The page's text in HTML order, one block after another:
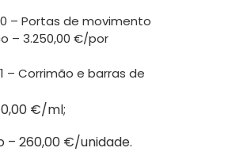
– Portas de movimento
– 3.250,00 €/por
– Corrimão e barras de
€/ml;
– 260,00 €/unidade.